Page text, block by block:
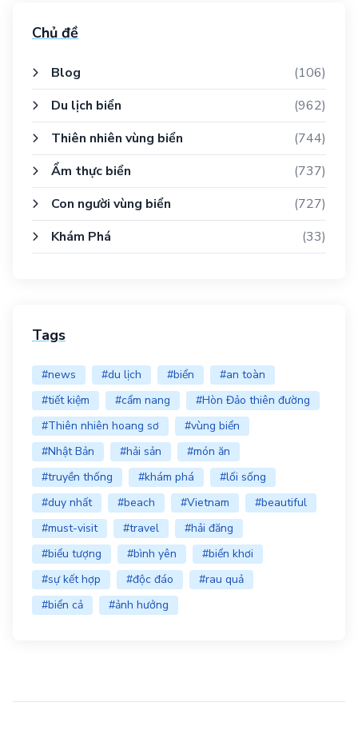
Chủ đề
Blog
(106)
Du lịch biển
(962)
Thiên nhiên vùng biển
(744)
Ẩm thực biển
(737)
Con người vùng biển
(727)
Khám Phá
(33)
Tags
#news #du lịch #biển
#an toàn
#tiết kiệm
#cẩm nang
#Hòn Đảo thiên đường
#Thiên nhiên hoang sơ
#vùng biển
#Nhật Bản
#hải sản
#món ăn
#truyền thống
#khám phá
#lối sống
#duy nhất
#beach #Vietnam
#beautiful
#must-visit
#travel
#hải đăng
#biểu tượng
#bình yên
#biển khơi
#sự kết hợp
#độc đáo
#rau quả
#biển cả
#ảnh hưởng